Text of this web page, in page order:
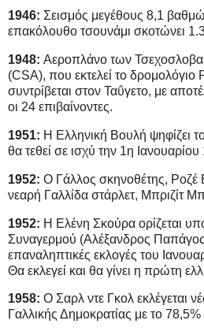
1946: Σεισμός μεγέθους 8,1
επακόλουθο τσουνάμι σκοτώνει
1948: Αεροπλάνο των
(CSA), που εκτελεί το
συντρίβεται στον Ταΰγετο, με
οι 24 επιβαίνοντες.
1951: Η Ελληνική Βουλή ψηφίζει
θα τεθεί σε ισχύ την 1η
1952: Ο Γάλλος σκηνοθέτης, Ροζέ
νεαρή Γαλλίδα στάρλετ, Μπριζίτ
1952: Η Ελένη Σκούρα ορίζεται
Συναγερμού (Αλέξανδρος Παπάγος)
επαναληπτικές εκλογές του
Θα εκλεγεί και θα γίνει η πρώτη
1958: Ο Σαρλ ντε Γκολ εκλέγεται
Γαλλικής Δημοκρατίας με το